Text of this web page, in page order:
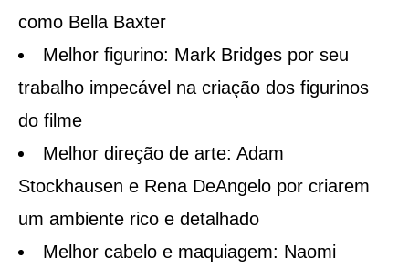
como Bella Baxter
Melhor figurino: Mark Bridges por seu
trabalho impecável na criação dos figurinos
do filme
Melhor direção de arte: Adam
Stockhausen e Rena DeAngelo por criarem
um ambiente rico e detalhado
Melhor cabelo e maquiagem: Naomi